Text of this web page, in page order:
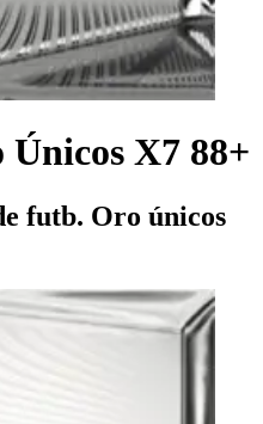
X7 88+
futb. Oro únicos